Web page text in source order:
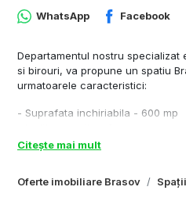
Oferte imobiliare Brasov
WhatsApp Facebook
Departamentul nostru specializat
si birouri, va propune un spatiu
urmatoarele caracteristici:
- Suprafata inchiriabila - 600 mp
- Compartimentare – open
- Acces transport in comun - 50
Citește mai mult